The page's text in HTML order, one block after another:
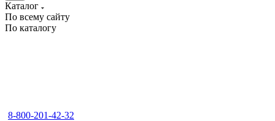
Каталог
По всему сайту
По каталогу
8-800-201-42-32